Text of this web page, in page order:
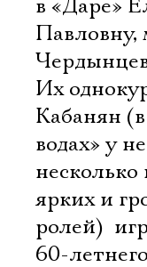
в «Даре»
Павловну,
Их
Кабанян
водах» у
ярких и
ролей) 
60-